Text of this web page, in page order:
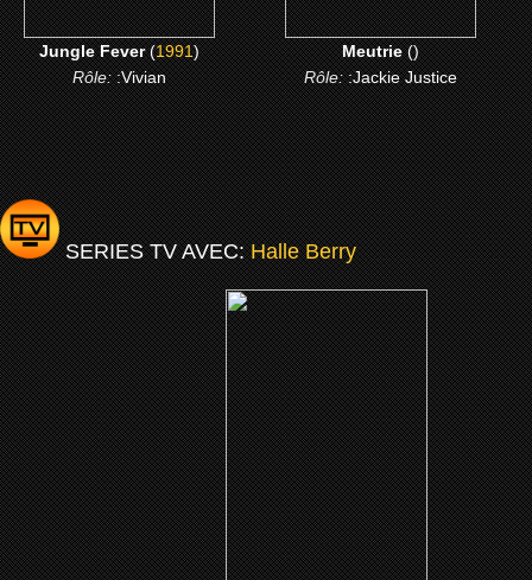
Jungle Fever(1991)
Rôle::Vivian
Meutrie()
Rôle::Jackie Justice
SERIES TV AVEC:Halle Berry